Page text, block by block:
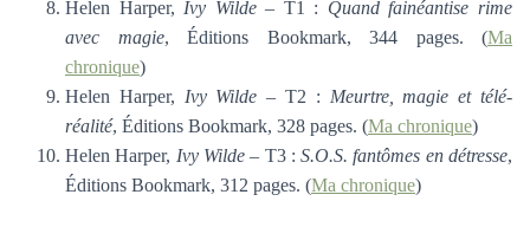
Helen Harper, Ivy Wilde– T1 : Quand fainéantise rime
avec magie, Éditions Bookmark, 344 pages. (Ma
chronique)
Helen Harper, Ivy Wilde – T2 : Meurtre, magie et télé-
réalité, Éditions Bookmark, 328 pages. (Ma chronique)
Helen Harper, Ivy Wilde– T3 :S.O.S. fantômes en détresse,
Éditions Bookmark, 312 pages. (Ma chronique)